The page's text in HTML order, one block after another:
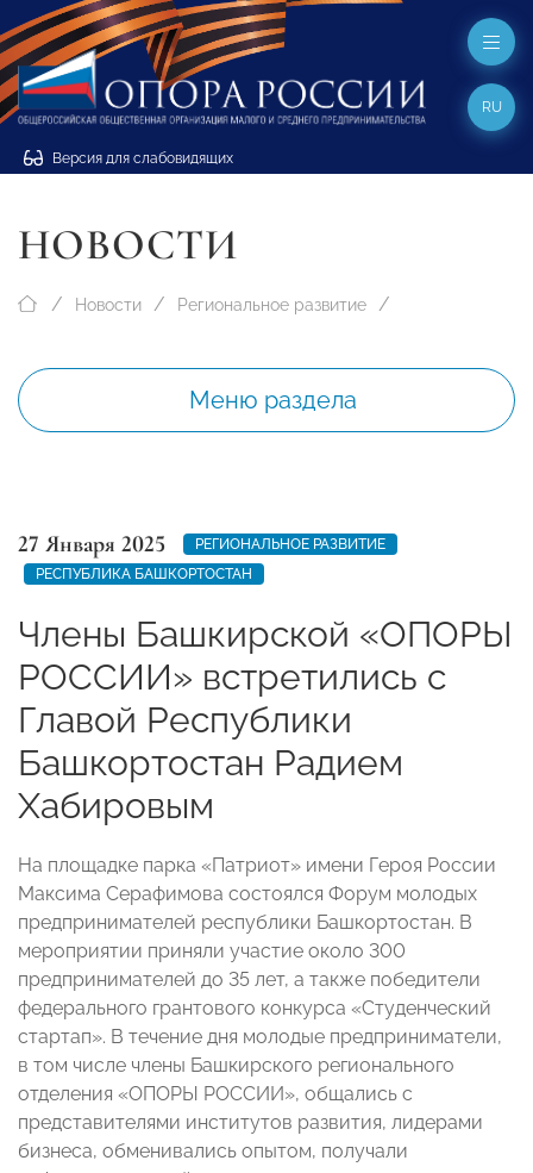
Версия для слабовидящих
RU
НОВОСТИ
Новости Региональное развитие
Меню раздела
27 Января 2025
РЕГИОНАЛЬНОЕ РАЗВИТИЕ
РЕСПУБЛИКА БАШКОРТОСТАН
Члены Башкирской «ОПОРЫ
РОССИИ» встретились с
Главой Республики
Башкортостан Радием
Хабировым
На площадке парка «Патриот» имени Героя России
Максима Серафимова состоялся Форум молодых
предпринимателей республики Башкортостан. В
мероприятии приняли участие около 300
предпринимателей до 35 лет, а также победители
федерального грантового конкурса «Студенческий
стартап». В течение дня молодые предприниматели,
в том числе члены Башкирского регионального
отделения «ОПОРЫ РОССИИ», общались с
представителями институтов развития, лидерами
бизнеса, обменивались опытом, получали